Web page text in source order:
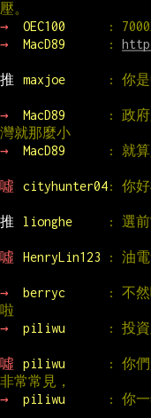
壓。
→
OEC100
:
→
MacD89 :
推 maxjoe : 你是
→ MacD89
: 政府
灣就那麼小
→
MacD89 : 就算
噓 cityhunter04: 你好
推 lionghe : 選前
噓 HenryLin123 : 油電
→ berryc
: 不
啦
→
piliwu : 投資
噓 piliwu
: 你們
非常常見，
→
piliwu : 你一